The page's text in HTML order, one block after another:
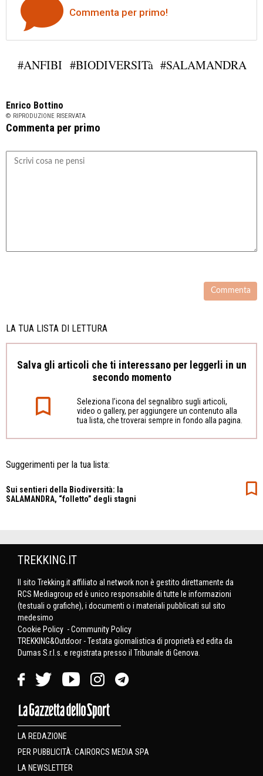
Commenta per primo!
#ANFIBI #BIODIVERSITà #SALAMANDRA
Enrico Bottino
© RIPRODUZIONE RISERVATA
Commenta per primo
LA TUA LISTA DI LETTURA
Salva gli articoli che ti interessano per leggerli in un
secondo momento
Seleziona l’icona del segnalibro sugli articoli,
video o gallery, per aggiungere un contenuto alla
tua lista, che troverai sempre in fondo alla pagina.
Suggerimenti per la tua lista:
Sui sentieri della Biodiversità: la
SALAMANDRA, “folletto” degli stagni
TREKKING.IT
Il sito Trekking.it affiliato al network non è gestito direttamente da
RCS Mediagroup ed è unico responsabile di tutte le informazioni
(testuali o grafiche), i documenti o i materiali pubblicati sul sito
medesimo
Cookie Policy -Community Policy
TREKKING&Outdoor - Testata giornalistica di proprietà ed edita da
Dumas S.r.l.s. e registrata presso il Tribunale di Genova.
LA REDAZIONE
PER PUBBLICITÀ: CAIRORCS MEDIA SPA
LA NEWSLETTER